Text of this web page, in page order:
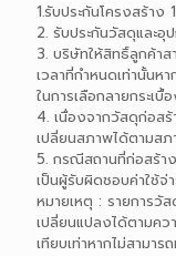
1.รับประกันโครงสร้า
2. รับประกันวัสดุและ
3. บริษัทให้สิทธิ์ลูกค้าส
เวลาที่กำหนดเท่านั้นห
ในการเลือกลายกระเ
4. เนื่องจากวัสดุก่อสร้
เปลี่ยนสภาพได้ตามสภ
5. กรณีสถานที่ก่อสร้า
เป็นผู้รับผิดชอบค่าใช้จ่
หมายเหตุ : รายการวั
เปลี่ยนแปลงได้ตามค
เทียบเท่าหากไม่สามา